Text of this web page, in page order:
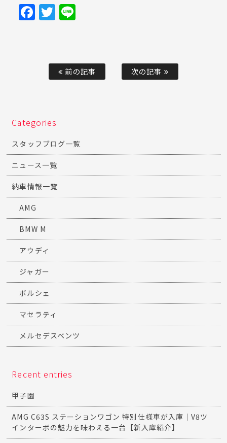
Facebook
Twitter
前の記事 次の記事
Categories
スタッフブログ一覧
ニュース一覧
納車情報一覧
AMG
BMW M
アウディ
ジャガー
ポルシェ
マセラティ
メルセデスベンツ
Recent entries
甲子園
AMG C63S ステーションワゴン 特別仕様車が入庫｜V8ツ
インターボの魅力を味わえる一台【新入庫紹介】